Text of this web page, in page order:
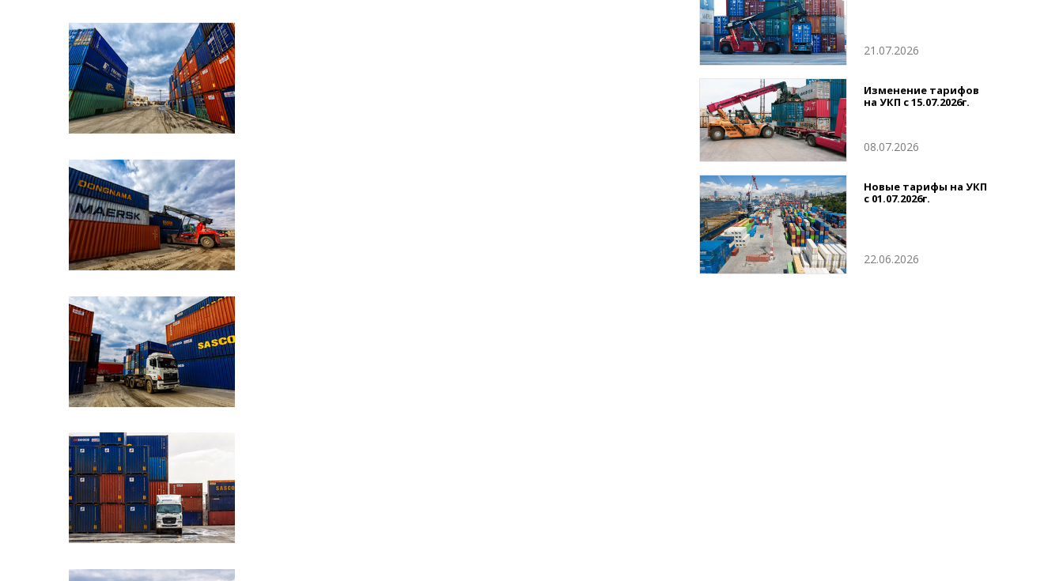
21.07.2026
Изменение тарифов
на УКП с 15.07.2026г.
08.07.2026
Новые тарифы на УКП
с 01.07.2026г.
22.06.2026